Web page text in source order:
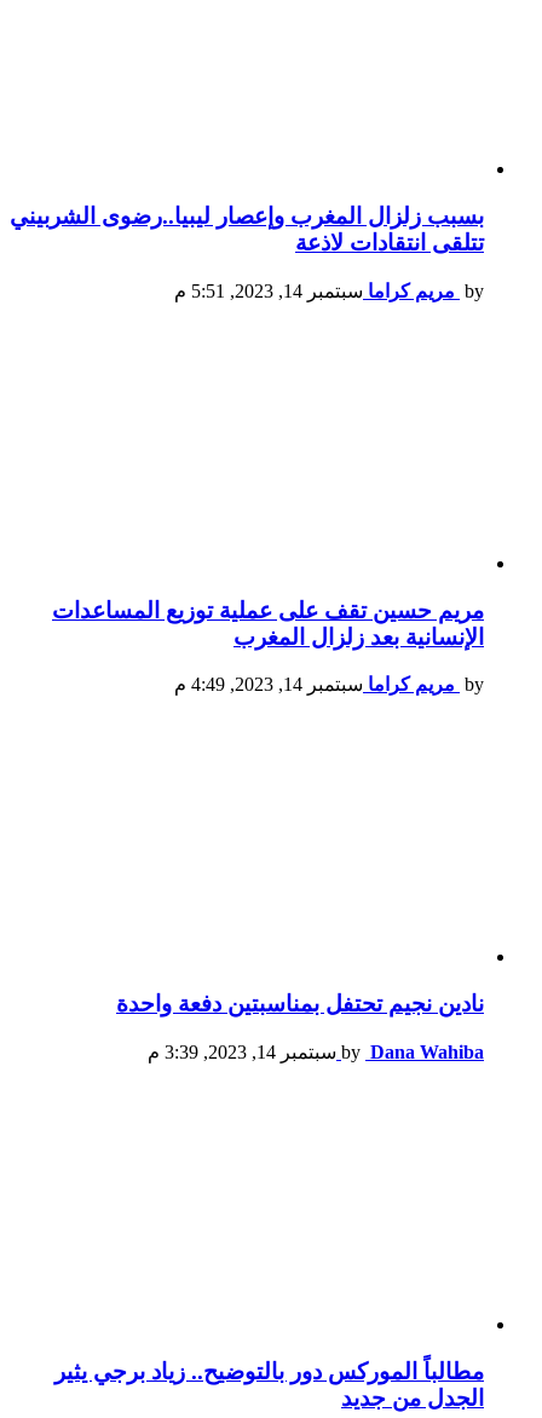
بسبب زلزال المغرب وإعصار ليبيا..رضوى الشربيني
تتلقى انتقادات لاذعة
by مريم كراما سبتمبر 14, 2023, 5:51 م
مريم حسين تقف على عملية توزيع المساعدات
الإنسانية بعد زلزال المغرب
by مريم كراما سبتمبر 14, 2023, 4:49 م
نادين نجيم تحتفل بمناسبتين دفعة واحدة
by Dana Wahiba سبتمبر 14, 2023, 3:39 م
مطالباً الموركس دور بالتوضيح.. زياد برجي يثير
الجدل من جديد